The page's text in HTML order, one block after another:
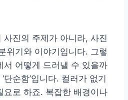
사진의 주제가 아니라, 사진
위기와 이야기입니다. 그렇
서 어떻게 드러낼 수 있을까
단순함’입니다. 컬러가 없기
요로 하죠. 복잡한 배경이나